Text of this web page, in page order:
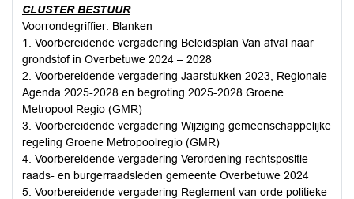
CLUSTER BESTUUR
Voorrondegriffier: Blanken
1. Voorbereidende vergadering Beleidsplan Van afval naar
grondstof in Overbetuwe 2024 – 2028
2. Voorbereidende vergadering Jaarstukken 2023, Regionale
Agenda 2025-2028 en begroting 2025-2028 Groene
Metropool Regio (GMR)
3. Voorbereidende vergadering Wijziging gemeenschappelijke
regeling Groene Metropoolregio (GMR)
4. Voorbereidende vergadering Verordening rechtspositie
raads- en burgerraadsleden gemeente Overbetuwe 2024
5. Voorbereidende vergadering Reglement van orde politieke